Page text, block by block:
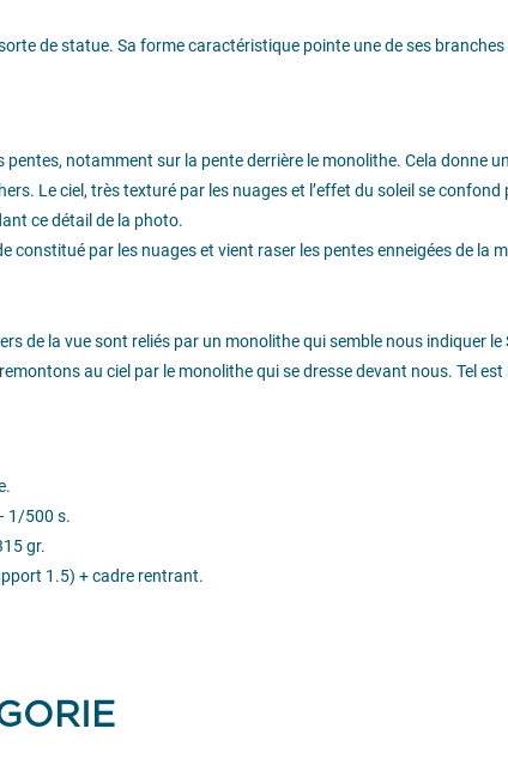
de statue. Sa forme caractéristique pointe une de ses
pentes, notamment sur la pente derrière le monolithe. Cela donne
Le ciel, très texturé par les nuages et l’effet du soleil se
ce détail de la photo.
par les nuages et vient raser les pentes enneigées de la
de la vue sont reliés par un monolithe qui semble nous indiquer
au ciel par le monolithe qui se dresse devant nous. Tel
1/500 s.
gr.
1.5) + cadre rentrant.